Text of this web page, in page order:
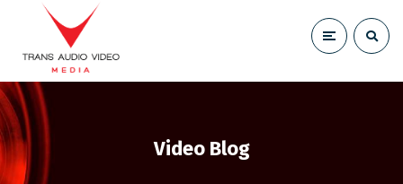
Video Blog